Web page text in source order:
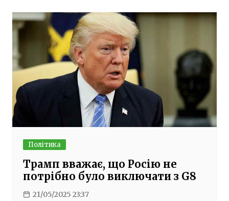
Політика
Трамп вважає, що Росію не
потрібно було виключати з G8
21/05/2025 23:37